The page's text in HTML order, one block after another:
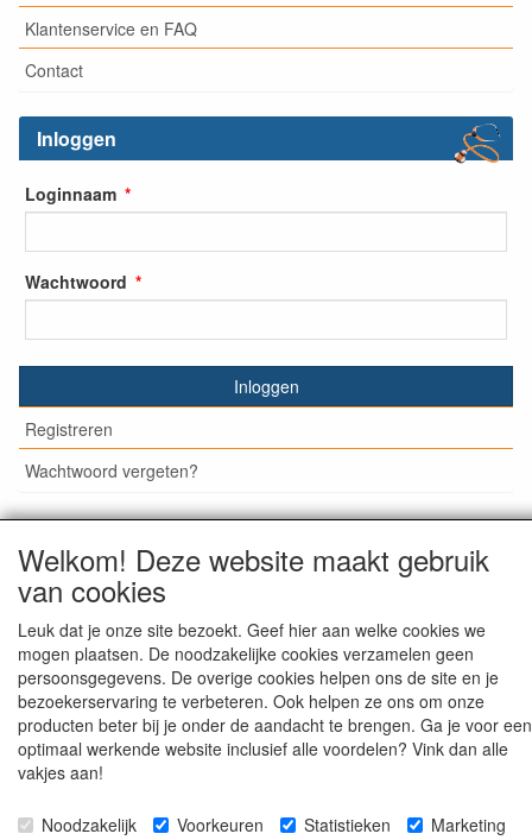
Klantenservice en FAQ
Contact
Inloggen
Loginnaam
Wachtwoord
Inloggen
Registreren
Wachtwoord vergeten?
© Medisan Trading | Alblasserdam. Alle genoemde prijzen
zijn inclusief BTW en exclusief
staat aangegeven.
Welkom! Deze website maakt gebruik
van cookies
Leuk dat je onze site bezoekt. Geef hier aan welke cookies we
mogen plaatsen. De noodzakelijke cookies verzamelen geen
persoonsgegevens. De overige cookies helpen ons de site en je
bezoekerservaring te verbeteren. Ook helpen ze ons om onze
producten beter bij je onder de aandacht te brengen. Ga je voor een
optimaal werkende website inclusief alle voordelen? Vink dan alle
vakjes aan!
Noodzakelijk Voorkeuren Statistieken Marketing